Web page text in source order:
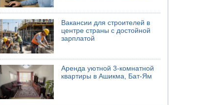
Вакансии для строителей в
центре страны с достойной
зарплатой
Аренда уютной 3-комнатной
квартиры в Ашикма, Бат-Ям